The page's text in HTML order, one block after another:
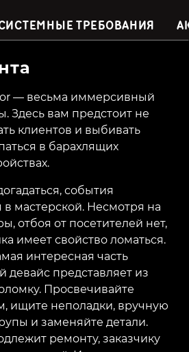
ТРЕБОВАНИЯ
— весьма иммерсивный
Здесь вам предстоит не
клиентов и выбивать
в барахлящих
события
в мастерской. Несмотря на
отбоя от посетителей нет,
имеет свойство ломаться.
интересная часть
девайс представляет из
Просвечивайте
ищите неполадки, вручную
и заменяйте детали.
ремонту, заказчику